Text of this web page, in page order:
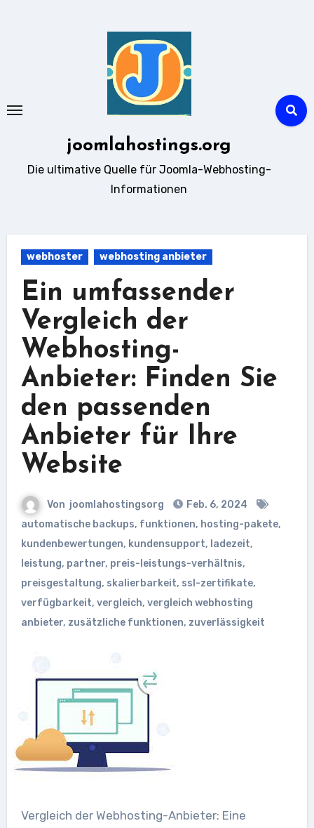
joomlahostings.org
Die ultimative Quelle für Joomla-Webhosting-
Informationen
webhoster webhosting anbieter
Ein umfassender
Vergleich der
Webhosting-
Anbieter: Finden Sie
den passenden
Anbieter für Ihre
Website
Von joomlahostingsorg
Feb. 6, 2024
automatische backups, funktionen, hosting-pakete,
kundenbewertungen, kundensupport, ladezeit,
leistung, partner, preis-leistungs-verhältnis,
preisgestaltung, skalierbarkeit, ssl-zertifikate,
verfügbarkeit, vergleich, vergleich webhosting
anbieter, zusätzliche funktionen, zuverlässigkeit
Vergleich der Webhosting-Anbieter: Eine